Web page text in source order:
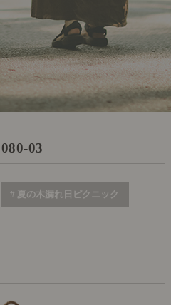
080-03
# 夏の木漏れ日ピクニック